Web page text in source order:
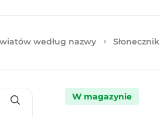
według nazwy
Słonecznik
W magazynie